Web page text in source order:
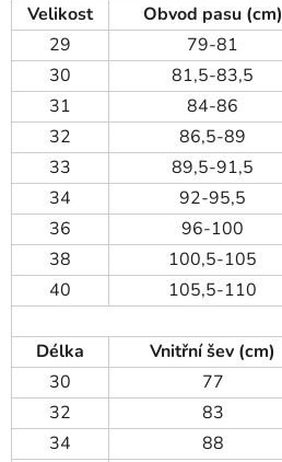
Velikost Obvod pasu (cm)
29
79-81
30
81,5-83,5
31
84-86
32
86,5-89
33
89,5-91,5
34
92-95,5
36
96-100
38
100,5-105
40
105,5-110
Délka
Vnitřní šev (cm)
30
77
32
83
34
88